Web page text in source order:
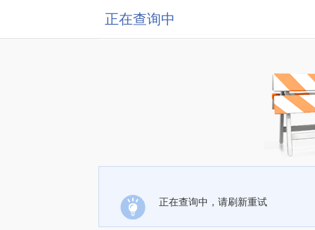
正在查询中
正在查询中，请刷新重试